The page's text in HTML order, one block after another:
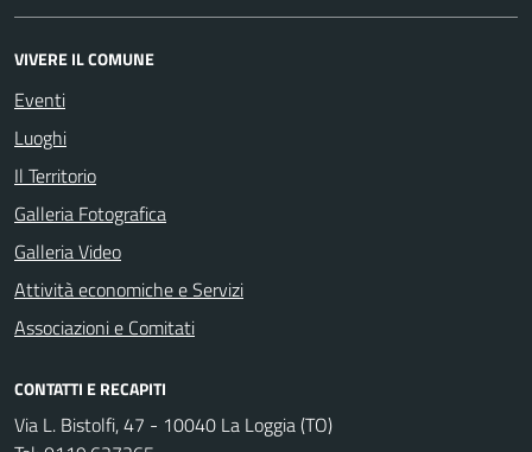
VIVERE IL COMUNE
Eventi
Luoghi
Il Territorio
Galleria Fotografica
Galleria Video
Attività economiche e Servizi
Associazioni e Comitati
CONTATTI E RECAPITI
Via L. Bistolfi, 47 - 10040 La Loggia (TO)